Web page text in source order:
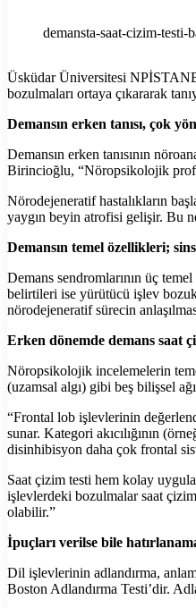
demansta-saat-cizim-
Üsküdar Üniversitesi
bozulmaları ortaya çıkararak
Demansın erken tanısı, çok
Demansın erken tanısının
Birincioğlu, “Nöropsikolojik
Nörodejeneratif hastalıkların
yaygın beyin atrofisi gelişir. Bu
Demansın temel özellikleri;
Demans sendromlarının üç
belirtileri ise yürütücü işlev
nörodejeneratif sürecin
Erken dönemde demans saat
Nöropsikolojik incelemelerin
(uzamsal algı) gibi beş bilişsel
“Frontal lob işlevlerinin
sunar. Kategori akıcılığının
disinhibisyon daha çok frontal
Saat çizim testi hem kolay
işlevlerdeki bozulmalar saat
olabilir.”
İpuçları verilse bile
Dil işlevlerinin adlandırma,
Boston Adlandırma Testi’dir.